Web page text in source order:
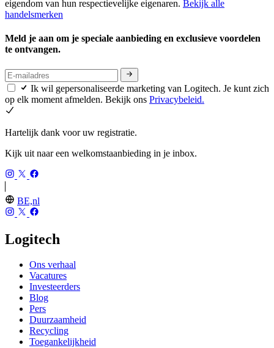
eigendom van hun respectievelijke eigenaren. Bekijk alle
handelsmerken
Meld je aan om je speciale aanbieding en exclusieve voordelen
te ontvangen.
Ik wil gepersonaliseerde marketing van Logitech. Je kunt zich
op elk moment afmelden. Bekijk ons Privacybeleid.
Hartelijk dank voor uw registratie.
Kijk uit naar een welkomstaanbieding in je inbox.
BE,nl
Logitech
Ons verhaal
Vacatures
Investeerders
Blog
Pers
Duurzaamheid
Recycling
Toegankelijkheid